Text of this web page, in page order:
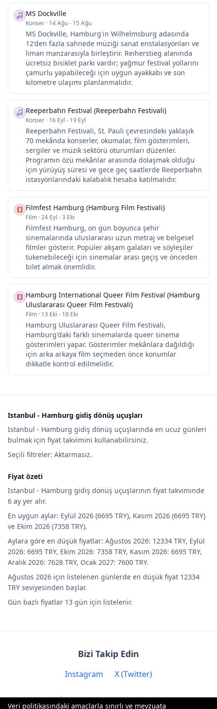
Veri politikasındaki amaçlarla sınırlı ve mevzuata
MS Dockville
Konser · 14 Ağu - 15 Ağu
MS Dockville, Hamburg'ın Wilhelmsburg adasında
12'den fazla sahnede müziği sanat enstalasyonları ve
liman manzarasıyla birleştirir. Reiherstieg alanında
ücretsiz bisiklet parkı vardır; yağmur festival yollarını
çamurlu yapabileceği için uygun ayakkabı ve son
kilometre ulaşımı planlanmalıdır.
Reeperbahn Festival (Reeperbahn Festivali)
Konser · 16 Eyl - 19 Eyl
Reeperbahn Festivali, St. Pauli çevresindeki yaklaşık
70 mekânda konserler, okumalar, film gösterimleri,
sergiler ve müzik sektörü oturumları düzenler.
Programın özü mekânlar arasında dolaşmak olduğu
için yürüyüş süresi ve gece geç saatlerde Reeperbahn
istasyonlarındaki kalabalık hesaba katılmalıdır.
Filmfest Hamburg (Hamburg Film Festivali)
Film ·24 Eyl - 3 Eki
Filmfest Hamburg, on gün boyunca şehir
sinemalarında uluslararası uzun metraj ve belgesel
filmler gösterir. Popüler akşam galaları ve söyleşiler
tükenebileceği için sinemalar arası geçiş ve önceden
bilet almak önemlidir.
Hamburg International Queer Film Festival (Hamburg
Uluslararası Queer Film Festivali)
Film · 13 Eki - 18 Eki
Hamburg Uluslararası Queer Film Festivali,
Hamburg'daki farklı sinemalarda queer sinema
gösterimleri yapar. Gösterimler mekânlara dağıldığı
için arka arkaya film seçmeden önce konumlar
dikkatle kontrol edilmelidir.
Istanbul - Hamburg gidiş dönüş uçuşları
Istanbul - Hamburg gidiş dönüş uçuşlarında en ucuz günleri
bulmak için fiyat takvimini kullanabilirsiniz.
Seçili filtreler: Aktarmasız.
Fiyat özeti
Istanbul - Hamburg gidiş dönüş uçuşlarının fiyat takviminde
6 ay yer alır.
En uygun aylar: Eylül 2026 (6695 TRY), Kasım 2026 (6695 TRY)
ve Ekim 2026 (7358 TRY).
Aylara göre en düşük fiyatlar: Ağustos 2026: 12334 TRY, Eylül
2026: 6695 TRY, Ekim 2026: 7358 TRY, Kasım 2026: 6695 TRY,
Aralık 2026: 7628 TRY, Ocak 2027: 7600 TRY.
Ağustos 2026 için listelenen günlerde en düşük fiyat 12334
TRY seviyesinden başlar.
Gün bazlı fiyatlar 13 gün için listelenir.
Bizi Takip Edin
Instagram X (Twitter)
İletişim: contact@biryere.com